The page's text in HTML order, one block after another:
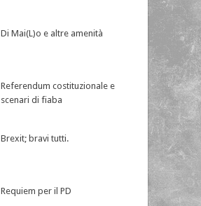
Di Mai(L)o e altre amenità
Referendum costituzionale e
scenari di fiaba
Brexit; bravi tutti.
Requiem per il PD